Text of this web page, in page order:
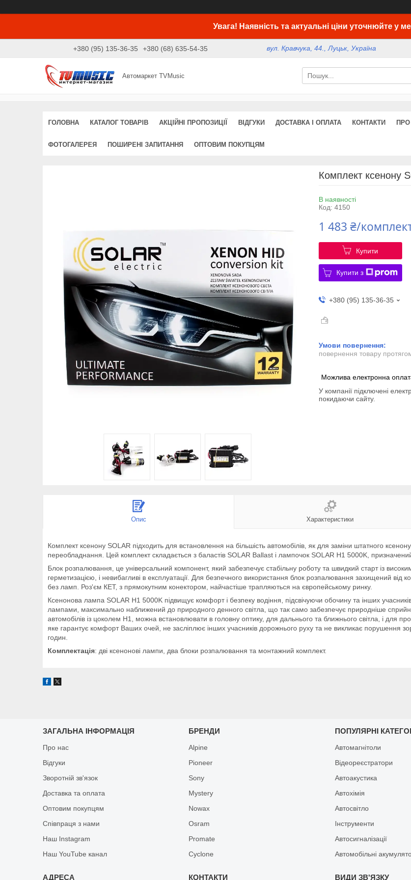
Увага! Наявність та актуальні ціни уточнюйте у
+380 (95) 135-36-35 +380 (68) 635-54-35 вул. Кравчука, 44., Луцьк, Україна
Автомаркет TVMusic
ГОЛОВНА КАТАЛОГ ТОВАРІВ АКЦІЙНІ ПРОПОЗИЦІЇ ВІДГУКИ ДОСТАВКА І ОПЛАТА КОНТАКТИ
ФОТОГАЛЕРЕЯ ПОШИРЕНІ ЗАПИТАННЯ ОПТОВИМ ПОКУПЦЯМ
Комплект ксенону
В наявності
Код: 4150
1 483 ₴/
Купити
Купити з
+380 (95) 135-36-35
повернення товару
У компанії підключені
покидаючи сайту.
Опис Характеристики
Комплект ксенону SOLAR підходить для встановлення на більшість автомобілів, як для заміни штатного
переобладнання. Цей комплект складається з баластів SOLAR Ballast і лампочок SOLAR H1 5000K,
Блок розпалювання, це універсальний компонент, який забезпечує стабільну роботу та швидкий старт із
герметизацією, і невибагливі в експлуатації. Для безпечного використання блок розпалювання захищений від
без ламп. Роз'єм КЕТ, з прямокутним конектором, найчастіше трапляються на європейському ринку.
Ксенонова лампа SOLAR H1 5000K підвищує комфорт і безпеку водіння, підсвічуючи обочину та інших
лампами, максимально наближений до природного денного світла, що так само забезпечує природніше
автомобілів із цоколем H1, можна встановлювати в головну оптику, для дальнього та ближнього світла, і для
яке гарантує комфорт Ваших очей, не засліплює інших учасників дорожнього руху та не викликає порушення
годин.
Комплектація: дві ксенонові лампи, два блоки розпалювання та монтажний комплект.
ЗАГАЛЬНА ІНФОРМАЦІЯ
Про нас
Відгуки
Зворотній зв'язок
Доставка та оплата
Оптовим покупцям
Співпраця з нами
Наш Instagram
Наш YouTube канал
БРЕНДИ
Alpine
Pioneer
Sony
Mystery
Nowax
Osram
Promate
Cyclone
ПОПУЛЯРНІ
Автомагнітоли
Відеореєстратори
Автоакустика
Автохімія
Автосвітло
Інструменти
Автосигналізації
Автомобільні